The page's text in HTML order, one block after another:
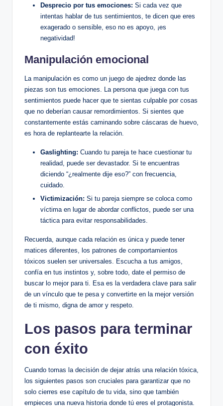
Desprecio por tus emociones: Si cada vez que
intentas hablar de tus sentimientos, te dicen que eres
exagerado o sensible, eso no es apoyo, ¡es
negatividad!
Manipulación emocional
La manipulación es como un juego de ajedrez donde las
piezas son tus emociones. La persona que juega con tus
sentimientos puede hacer que te sientas culpable por cosas
que no deberían causar remordimientos. Si sientes que
constantemente estás caminando sobre cáscaras de huevo,
es hora de replantearte la relación.
Gaslighting: Cuando tu pareja te hace cuestionar tu
realidad, puede ser devastador. Si te encuentras
diciendo “¿realmente dije eso?” con frecuencia,
cuidado.
Victimización: Si tu pareja siempre se coloca como
víctima en lugar de abordar conflictos, puede ser una
táctica para evitar responsabilidades.
Recuerda, aunque cada relación es única y puede tener
matices diferentes, los patrones de comportamientos
tóxicos suelen ser universales. Escucha a tus amigos,
confía en tus instintos y, sobre todo, date el permiso de
buscar lo mejor para ti. Esa es la verdadera clave para salir
de un vínculo que te pesa y convertirte en la mejor versión
de ti mismo, digna de amor y respeto.
Los pasos para terminar
con éxito
Cuando tomas la decisión de dejar atrás una relación tóxica,
los siguientes pasos son cruciales para garantizar que no
solo cierres ese capítulo de tu vida, sino que también
empieces una nueva historia donde tú eres el protagonista.